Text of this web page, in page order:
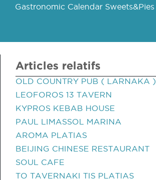
Gastronomic Calendar Sweets&Pies
Articles relatifs
OLD COUNTRY PUB ( LARNAKA )
LEOFOROS 13 TAVERN
KYPROS KEBAB HOUSE
PAUL LIMASSOL MARINA
AROMA PLATIAS
BEIJING CHINESE RESTAURANT
SOUL CAFE
TO TAVERNAKI TIS PLATIAS